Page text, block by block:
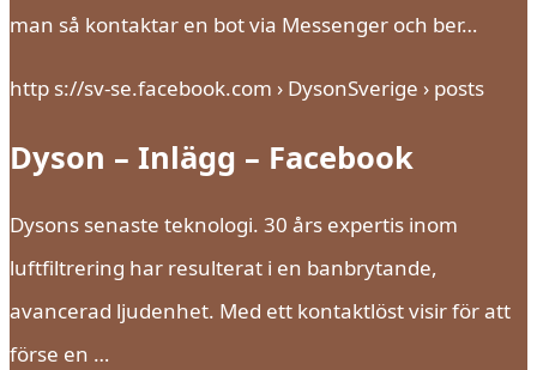
man så kontaktar en bot via Messenger och ber…
http s://sv-se.facebook.com › DysonSverige › posts
Dyson – Inlägg – Facebook
Dysons senaste teknologi. 30 års expertis inom
luftfiltrering har resulterat i en banbrytande,
avancerad ljudenhet. Med ett kontaktlöst visir för att
förse en …